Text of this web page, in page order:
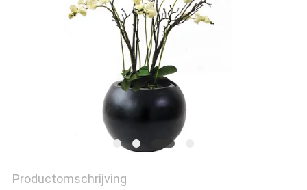
PRIVACYBELEID
Productomschrijving